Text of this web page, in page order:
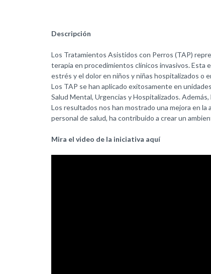
Descripción
Los Tratamientos Asistidos con Perros (TAP)
terapia en procedimientos clínicos invasivos. Esta
estrés y el dolor en niños y niñas hospitalizados o
Los TAP se han aplicado exitosamente en
Salud Mental, Urgencias y Hospitalizados.
Los resultados nos han mostrado una mejora en
personal de salud, ha contribuido a crear un
Mira el video de la iniciativa aquí